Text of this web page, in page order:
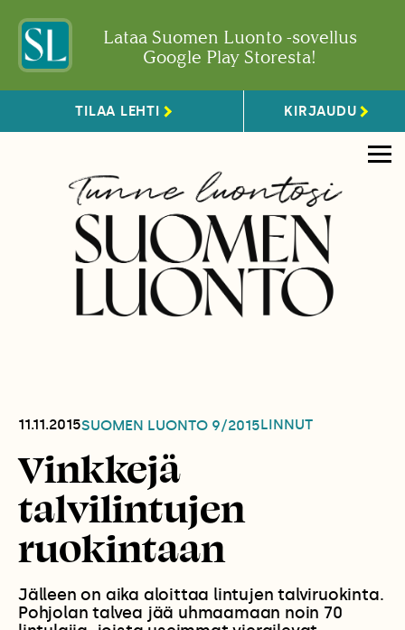
Lataa Suomen Luonto -sovellus
Google Play Storesta!
TILAA LEHTI KIRJAUDU
11.11.2015SUOMEN LUONTO 9/2015LINNUT
Vinkkejä
talvilintujen
ruokintaan
Jälleen on aika aloittaa lintujen talviruokinta.
Pohjolan talvea jää uhmaamaan noin 70